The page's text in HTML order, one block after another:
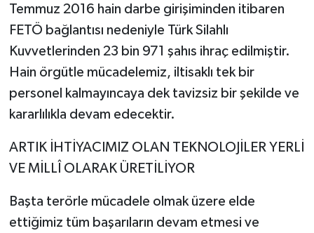
Temmuz 2016 hain darbe girişiminden itibaren
FETÖ bağlantısı nedeniyle Türk Silahlı
Kuvvetlerinden 23 bin 971 şahıs ihraç edilmiştir.
Hain örgütle mücadelemiz, iltisaklı tek bir
personel kalmayıncaya dek tavizsiz bir şekilde ve
kararlılıkla devam edecektir.
ARTIK İHTİYACIMIZ OLAN TEKNOLOJİLER YERLİ
VE MİLLÎ OLARAK ÜRETİLİYOR
Başta terörle mücadele olmak üzere elde
ettiğimiz tüm başarıların devam etmesi ve